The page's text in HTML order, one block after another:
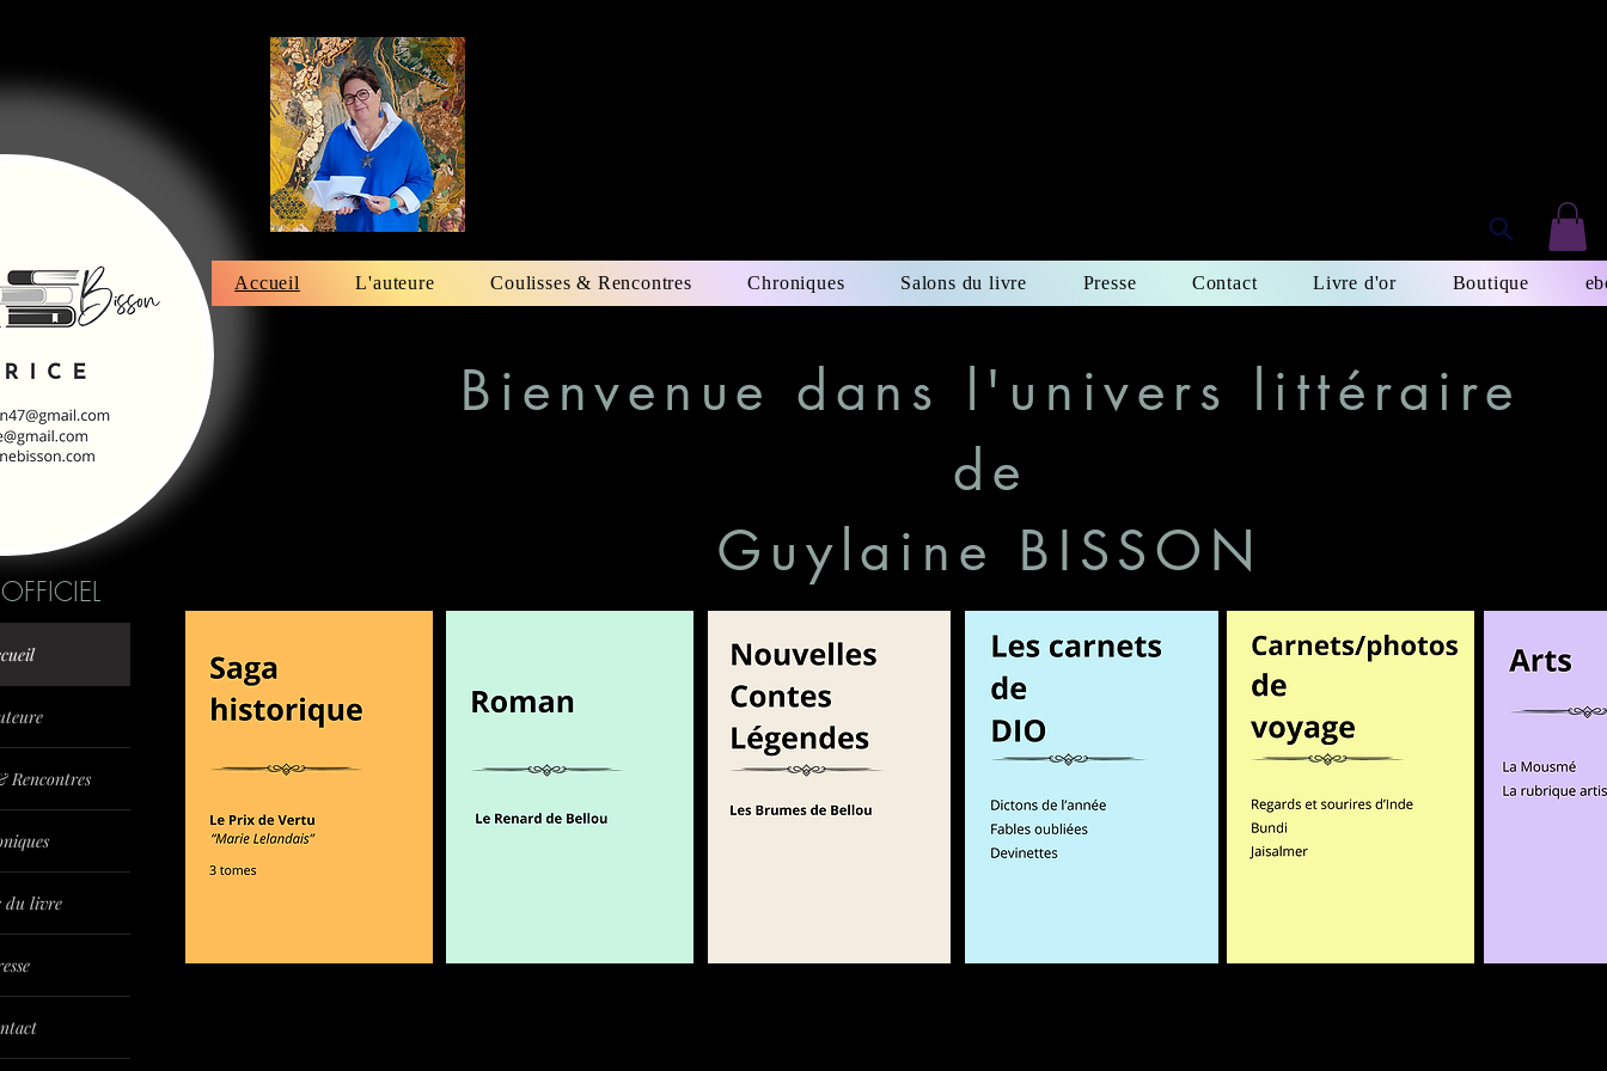
Accueil L'auteure Coulisses & Rencontres Chroniques Salons du livre Presse Contact Livre d'or Boutique
Rencontres
du livre
Bienvenue dans l'univers littéraire
de
Guylaine BISSON